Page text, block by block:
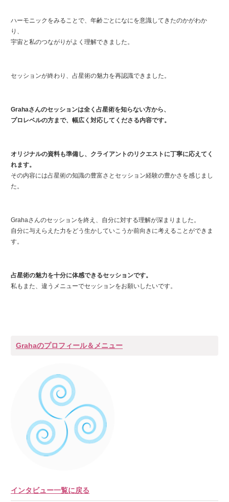
ハーモニックをみることで、年齢ごとになにを意識してきたのかがわか
り、
宇宙と私のつながりがよく理解できました。
セッションが終わり、占星術の魅力を再認識できました。
Grahaさんのセッションは全く占星術を知らない方から、
プロレベルの方まで、幅広く対応してくださる内容です。
オリジナルの資料も準備し、クライアントのリクエストに丁寧に応えてく
れます。
その内容には占星術の知識の豊富さとセッション経験の豊かさを感じまし
た。
Grahaさんのセッションを終え、自分に対する理解が深まりました。
自分に与えらえた力をどう生かしていこうか前向きに考えることができま
す。
占星術の魅力を十分に体感できるセッションです。
私もまた、違うメニューでセッションをお願いしたいです。
Grahaのプロフィール＆メニュー
インタビュー一覧に戻る